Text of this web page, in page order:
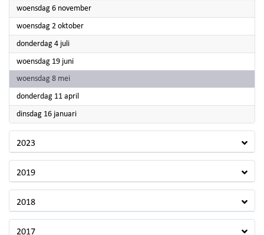
woensdag 6 november2024
woensdag 2 oktober2024
donderdag 4 juli2024
woensdag 19 juni2024
woensdag 8 mei2024
donderdag 11 april
dinsdag 16 januari2024
2023
2019
2018
2017